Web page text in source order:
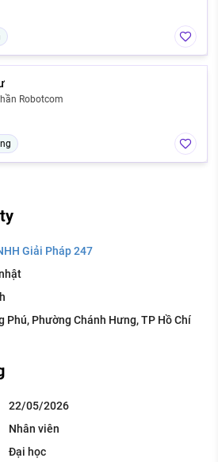
Robotcom
Giải Pháp 247
Phú, Phường Chánh Hưng, TP Hồ Chí
22/05/2026
Nhân viên
Đại học